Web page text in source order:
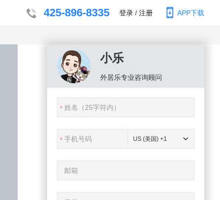
425-896-8335 登录 / 注册 APP下载
小乐
外居乐专业咨询顾问
US (美国) +1